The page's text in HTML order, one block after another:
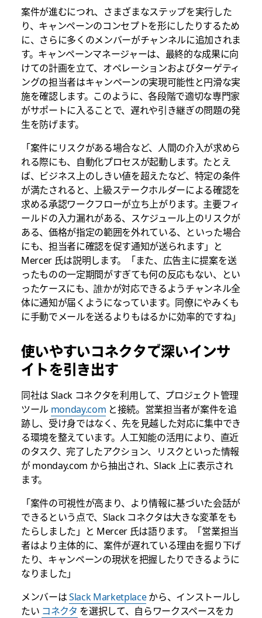
案件が進むにつれ、さまざまなステップを実行した
り、キャンペーンのコンセプトを形にしたりするため
に、さらに多くのメンバーがチャンネルに追加されま
す。キャンペーンマネージャーは、最終的な成果に向
けての計画を立て、オペレーションおよびターゲティ
ングの担当者はキャンペーンの実現可能性と円滑な実
施を確認します。このように、各段階で適切な専門家
がサポートに入ることで、遅れや引き継ぎの問題の発
生を防げます。
「案件にリスクがある場合など、人間の介入が求めら
れる際にも、自動化プロセスが起動します。たとえ
ば、ビジネス上のしきい値を超えたなど、特定の条件
が満たされると、上級ステークホルダーによる確認を
求める承認ワークフローが立ち上がります。主要フィ
ールドの入力漏れがある、スケジュール上のリスクが
ある、価格が指定の範囲を外れている、といった場合
にも、担当者に確認を促す通知が送られます」と
Mercer 氏は説明します。「また、広告主に提案を送
ったものの一定期間がすぎても何の反応もない、とい
ったケースにも、誰かが対応できるようチャンネル全
体に通知が届くようになっています。同僚にやみくも
に手動でメールを送るよりもはるかに効率的ですね」
使いやすいコネクタで深いインサ
イトを引き出す
同社は Slack コネクタを利用して、プロジェクト管理
ツール monday.com と接続。営業担当者が案件を追
跡し、受け身ではなく、先を見越した対応に集中でき
る環境を整えています。人工知能の活用により、直近
のタスク、完了したアクション、リスクといった情報
が monday.com から抽出され、Slack 上に表示され
ます。
「案件の可視性が高まり、より情報に基づいた会話が
できるという点で、Slack コネクタは大きな変革をも
たらしました」と Mercer 氏は語ります。「営業担当
者はより主体的に、案件が遅れている理由を掘り下げ
たり、キャンペーンの現状を把握したりできるように
なりました」
メンバーはSlack Marketplaceから、インストールし
たい コネクタ を選択して、自らワークスペースをカ